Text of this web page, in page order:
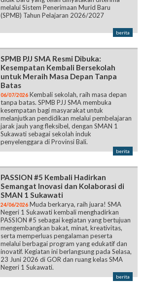
melalui Sistem Penerimaan Murid Baru
(SPMB) Tahun Pelajaran 2026/2027
berita
SPMB PJJ SMA Resmi Dibuka:
Kesempatan Kembali Bersekolah
untuk Meraih Masa Depan Tanpa
Batas
06/07/2026 Kembali sekolah, raih masa depan
tanpa batas. SPMB PJJ SMA membuka
kesempatan bagi masyarakat untuk
melanjutkan pendidikan melalui pembelajaran
jarak jauh yang fleksibel, dengan SMAN 1
Sukawati sebagai sekolah induk
penyelenggara di Provinsi Bali.
berita
PASSION #5 Kembali Hadirkan
Semangat Inovasi dan Kolaborasi di
SMAN 1 Sukawati
24/06/2026 Muda berkarya, raih juara! SMA
Negeri 1 Sukawati kembali menghadirkan
PASSION #5 sebagai kegiatan yang bertujuan
mengembangkan bakat, minat, kreativitas,
serta memperluas pengalaman peserta
melalui berbagai program yang edukatif dan
inovatif. Kegiatan ini berlangsung pada Selasa,
23 Juni 2026 di GOR dan ruang kelas SMA
Negeri 1 Sukawati.
berita